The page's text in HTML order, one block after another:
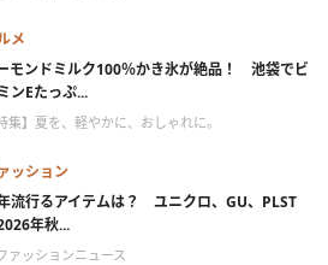
メ
モンドミルク100％かき氷が絶品！ 池袋でビ
ンEたっぷ...
集】夏を、軽やかに、おしゃれに。
ッション
流行るアイテムは？ ユニクロ、GU、PLST
年秋...
ァッションニュース